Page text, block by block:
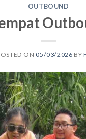
OUTBOUND
ON05/03/2026 BY